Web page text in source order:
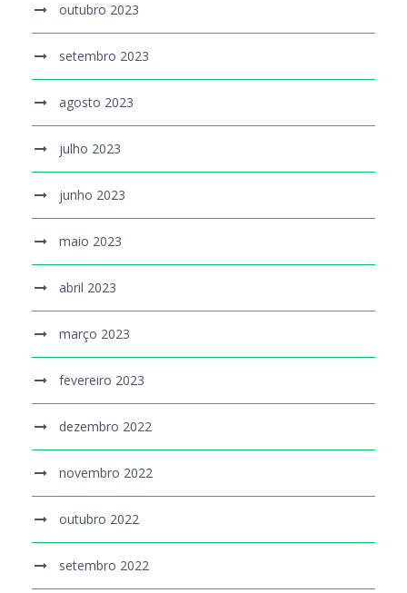
outubro 2023
setembro 2023
agosto 2023
julho 2023
junho 2023
maio 2023
abril 2023
março 2023
fevereiro 2023
dezembro 2022
novembro 2022
outubro 2022
setembro 2022